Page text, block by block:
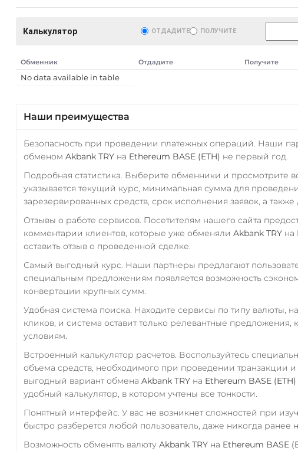
Калькулятор ОТДАДИТЕ ПОЛУЧИТЕ
Обменник Отдадите Получите
No data available in table
Наши преимущества
Безопасность при проведении платежных операций. Наши
обменом Akbank TRYна Ethereum BASE (ETH) не первый год.
Подробная статистика. Выберите обменники и
указывается текущий курс, минимальная сумма для
зарезервированных средств, срок исполнения заявок, а также
Отзывы о работе сервисов. Посетителям нашего сайта
комментарии клиентов, которые уже обменяли Akbank TRYна
оставить отзыв о проведенной сделке.
Самый выгодный курс. Наши партнеры предлагают
специальным предложениям появляется возможность
конвертации крупных сумм.
Удобная система поиска. Находите сервисы по типу валюты,
кликов, и система оставит только релевантные
условиям.
Встроенный калькулятор расчетов. Воспользуйтесь
объема средств, необходимого при проведении транзакции
выгодный вариант обмена Akbank TRYна Ethereum BASE (ETH)
удобный калькулятор, в котором учтены все тонкости.
Понятный интерфейс. У вас не возникнет сложностей при
быстро разберется любой пользователь, даже никогда
Возможность обменять валюту Akbank TRYна Ethereum BASE